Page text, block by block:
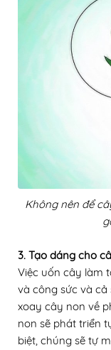
Không nên để
3. Tạo dáng cho
Việc uốn cây làm
và công sức và
xoay cây non về
non sẽ phát triển
biệt, chúng sẽ tự